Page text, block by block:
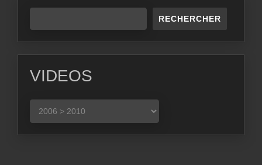
RECHERCHER
VIDEOS
VIDEOS